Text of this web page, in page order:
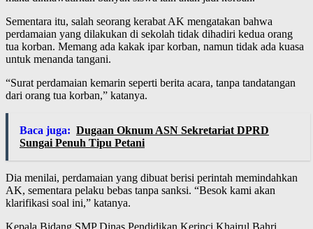
Sementara itu, salah seorang kerabat AK mengatakan bahwa
perdamaian yang dilakukan di sekolah tidak dihadiri kedua orang
tua korban. Memang ada kakak ipar korban, namun tidak ada kuasa
untuk menanda tangani.
“Surat perdamaian kemarin seperti berita acara, tanpa tandatangan
dari orang tua korban,” katanya.
Baca juga: Dugaan Oknum ASN Sekretariat DPRD
Sungai Penuh Tipu Petani
Dia menilai, perdamaian yang dibuat berisi perintah memindahkan
AK, sementara pelaku bebas tanpa sanksi. “Besok kami akan
klarifikasi soal ini,” katanya.